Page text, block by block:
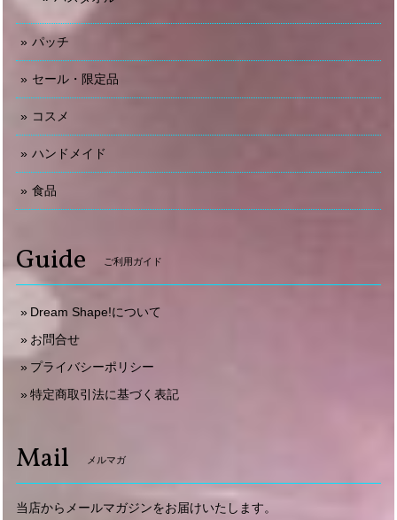
パッチ
セール・限定品
コスメ
ハンドメイド
食品
Guide ご利用ガイド
Dream Shape!について
お問合せ
プライバシーポリシー
特定商取引法に基づく表記
Mail メルマガ
当店からメールマガジンをお届けいたします。